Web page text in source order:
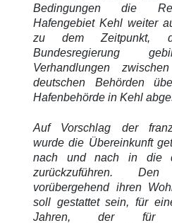
Bedingungen die
Hafengebiet Kehl weiter
zu dem Zeitpunkt,
Bundesregierung
Verhandlungen
deutschen Behörden
Hafenbehörde in Kehl
Auf Vorschlag der
wurde die Übereinkunft
nach und nach in die
zurückzuführen.
vorübergehend ihren
soll gestattet sein, für
Jahren, der für